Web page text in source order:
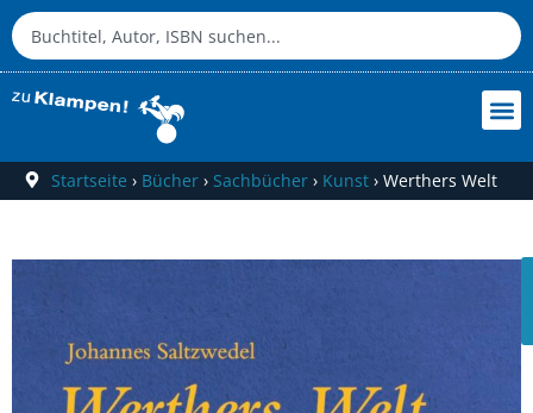
Startseite › Bücher› Sachbücher› Kunst› Werthers Welt